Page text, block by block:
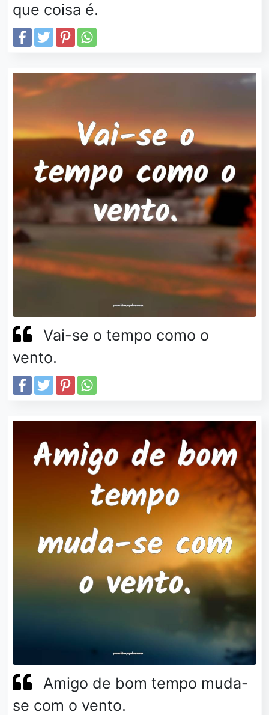
que coisa é.
Vai-se o tempo como o
vento.
Amigo de bom tempo muda-
se com o vento.